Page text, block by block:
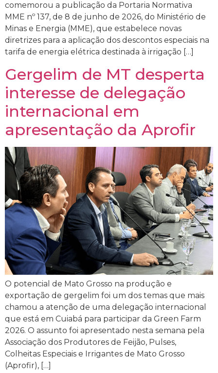
comemorou a publicação da Portaria Normativa
MME nº 137, de 8 de junho de 2026, do Ministério de
Minas e Energia (MME), que estabelece novas
diretrizes para a aplicação dos descontos especiais na
tarifa de energia elétrica destinada à irrigação […]
Gergelim de MT desperta
interesse de delegação
internacional em
apresentação da Aprofir
O potencial de Mato Grosso na produção e
exportação de gergelim foi um dos temas que mais
chamou a atenção de uma delegação internacional
que está em Cuiabá para participar da Green Farm
2026. O assunto foi apresentado nesta semana pela
Associação dos Produtores de Feijão, Pulses,
Colheitas Especiais e Irrigantes de Mato Grosso
(Aprofir), […]